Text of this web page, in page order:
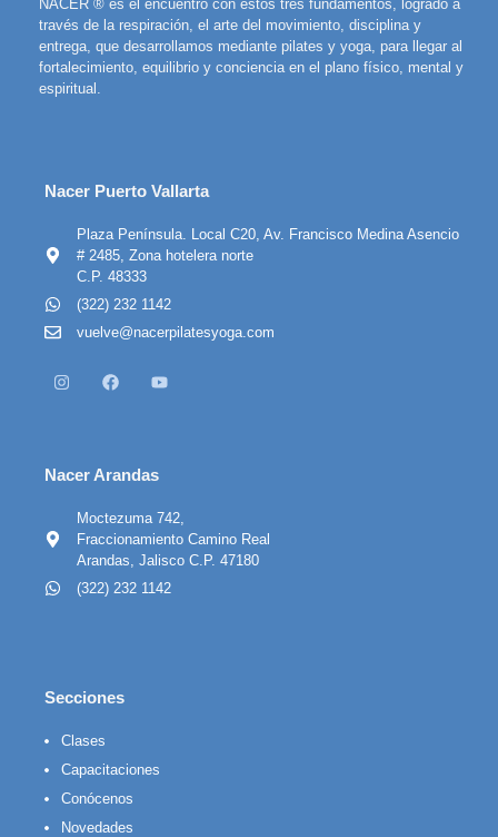
NACER ® es el encuentro con estos tres fundamentos, logrado a
través de la respiración, el arte del movimiento, disciplina y
entrega, que desarrollamos mediante pilates y yoga, para llegar al
fortalecimiento, equilibrio y conciencia en el plano físico, mental y
espiritual.
Nacer Puerto Vallarta
Plaza Península. Local C20, Av. Francisco Medina Asencio
# 2485, Zona hotelera norte
C.P. 48333
(322) 232 1142
vuelve@nacerpilatesyoga.com
Nacer Arandas
Moctezuma 742,
Fraccionamiento Camino Real
Arandas, Jalisco C.P. 47180
(322) 232 1142
Secciones
Clases
Capacitaciones
Conócenos
Novedades